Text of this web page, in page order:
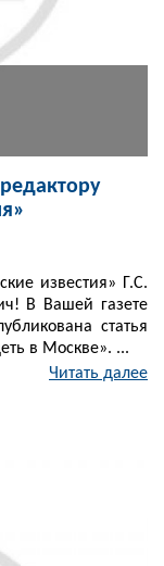
известия» Г.С.
В Вашей газете
статья
в Москве». ...
Читать далее